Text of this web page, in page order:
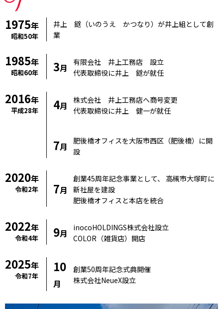
1975年
昭和50年
井上 鎹（いのうえ かつなり）が井上組として創
業
1985年
昭和60年 3月
有限会社 井上工務店 設立
代表取締役に井上 鎹が就任
2016年
平成28年 4月
株式会社 井上工務店へ商号変更
代表取締役に井上 健一が就任
7月
肥後橋オフィスを大阪市西区（肥後橋）に開
設
2020年
令和2年 7月
創業45周年記念事業として、 高槻市大塚町に
新社屋を建設
肥後橋オフィスと本店を統合
2022年
令和4年 9月
inocoHOLDINGS株式会社設立
COLOR（雑貨店）開店
2025年
令和7年
10
月
創業50周年記念式典開催
株式会社NeueX設立